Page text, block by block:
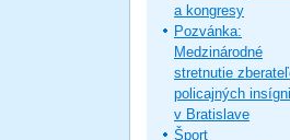
a kongresy
Pozvánka:
Medzinárodné
stretnutie
policajných
v Bratislave
Šport